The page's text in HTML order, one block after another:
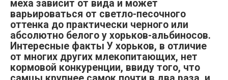
меха зависит от вида и может
варьироваться от светло-песочного
оттенка до практически черного или
абсолютно белого у хорьков-альбиносов.
Интересные факты У хорьков, в отличие
от многих других млекопитающих, нет
кормовой конкуренции, ввиду того, что